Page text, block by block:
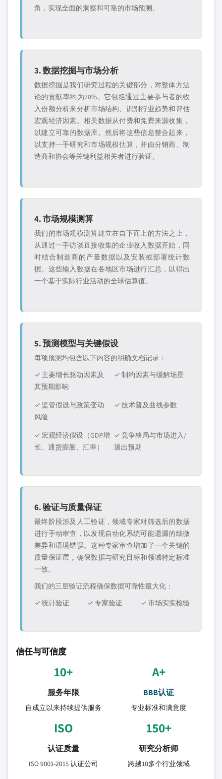
角，实现全面的洞察和可靠的市场预测。
3. 数据挖掘与市场分析
数据挖掘是我们研究过程的关键部分，对整体方法
论的贡献率约为20%。它包括通过主要参与者的收
入份额分析来分析市场结构、识别行业趋势和评估
宏观经济因素。相关数据从付费和免费来源收集，
以建立可靠的数据库。然后将这些信息整合起来，
以支持一手研究和市场规模估算，并由分销商、制
造商和协会等关键利益相关者进行验证。
4. 市场规模测算
我们的市场规模测算建立在自下而上的方法之上，
从通过一手访谈直接收集的企业收入数据开始，同
时结合制造商的产量数据以及安装或部署统计数
据。这些输入数据在各地区市场进行汇总，以得出
一个基于实际行业活动的全球估算值。
5. 预测模型与关键假设
每项预测均包含以下内容的明确文档记录：
✓ 主要增长驱动因素及
其预期影响
✓ 制约因素与缓解场景
✓ 监管假设与政策变动
风险
✓ 技术普及曲线参数
✓ 宏观经济假设（GDP增
长、通货膨胀、汇率）
✓ 竞争格局与市场进入/
退出预期
6. 验证与质量保证
最终阶段涉及人工验证，领域专家对筛选后的数据
进行手动审查，以发现自动化系统可能遗漏的细微
差异和语境错误。这种专家审查增加了一个关键的
质量保证层，确保数据与研究目标和领域特定标准
一致。
我们的三层验证流程确保数据可靠性最大化：
✓ 统计验证
✓ 专家验证 ✓ 市场实实检验
信任与可信度
10+
服务年限
自成立以来持续提供服务
A+
BBB认证
专业标准和满意度
ISO
认证质量
ISO 9001-2015 认证公司
150+
研究分析师
跨越10多个行业领域